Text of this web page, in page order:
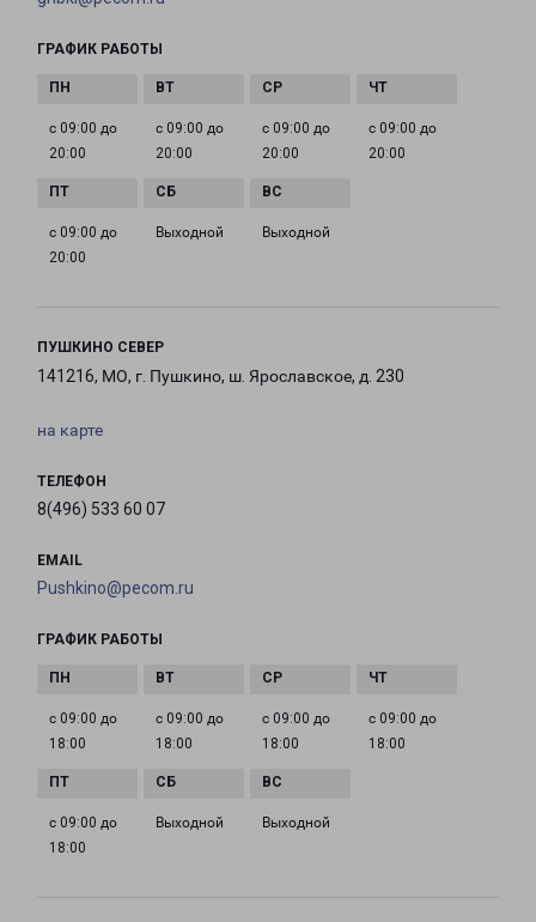
ГРАФИК РАБОТЫ
с 09:00 до
20:00
с 09:00 до
20:00
с 09:00 до
20:00
с 09:00 до
20:00
с 09:00 до
20:00
Выходной Выходной
ПУШКИНО СЕВЕР
141216, МО, г. Пушкино, ш. Ярославское, д. 230
на карте
ТЕЛЕФОН
8(496) 533 60 07
EMAIL
Pushkino@pecom.ru
ГРАФИК РАБОТЫ
с 09:00 до
18:00
с 09:00 до
18:00
с 09:00 до
18:00
с 09:00 до
18:00
с 09:00 до
18:00
Выходной Выходной